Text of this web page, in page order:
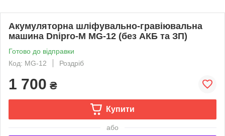
Акумуляторна шліфувально-гравіювальна
машина Dnipro-M MG-12 (без АКБ та ЗП)
Готово до відправки
Код: MG-12
Роздріб
1 700 ₴
Купити
або